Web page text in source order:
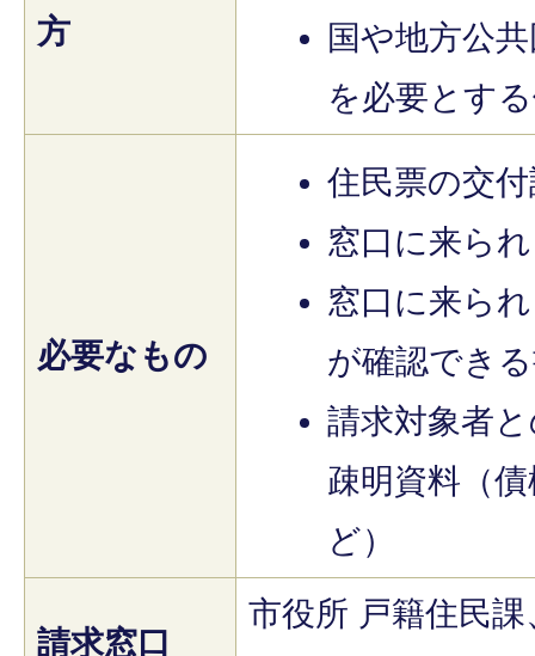
方
国や地方公
を必要とす
必要なもの
住民票の交
窓口に来ら
窓口に来ら
が確認でき
請求対象者
疎明資料（
ど）
請求窓口
市役所 戸籍住民課